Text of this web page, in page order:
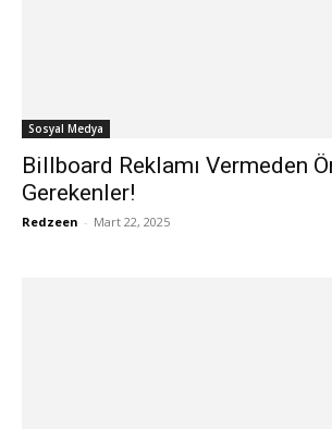
Sosyal Medya
Billboard Reklamı Vermeden
Gerekenler!
Redzeen - Mart 22, 2025